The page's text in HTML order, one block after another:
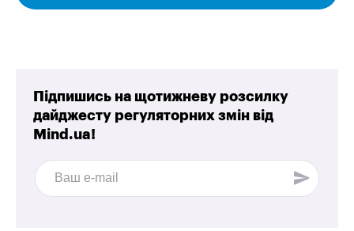
Підпишись на щотижневу розсилку
дайджесту регуляторних змін від
Mind.ua!